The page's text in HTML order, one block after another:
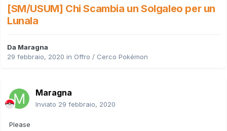
[SM/USUM] Chi Scambia un Solgaleo per un
Lunala
Da Maragna
29 febbraio, 2020 in Offro / Cerco Pokémon
Maragna
Inviato 29 febbraio, 2020
Please